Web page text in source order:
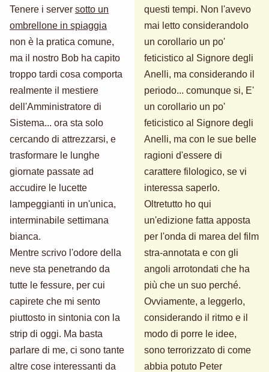
Tenere i server sotto un
ombrellone in spiaggia
non è la pratica comune,
ma il nostro Bob ha capito
troppo tardi cosa comporta
realmente il mestiere
dell'Amministratore di
Sistema... ora sta solo
cercando di attrezzarsi, e
trasformare le lunghe
giornate passate ad
accudire le lucette
lampeggianti in un'unica,
interminabile settimana
bianca.
Mentre scrivo l'odore della
neve sta penetrando da
tutte le fessure, per cui
capirete che mi sento
piuttosto in sintonia con la
strip di oggi. Ma basta
parlare di me, ci sono tante
altre cose interessanti da
questi tempi. Non l'avevo
mai letto considerandolo
un corollario un po'
feticistico al Signore degli
Anelli, ma considerando il
periodo... comunque si, E'
un corollario un po'
feticistico al Signore degli
Anelli, ma con le sue belle
ragioni d'essere di
carattere filologico, se vi
interessa saperlo.
Oltretutto ho qui
un'edizione fatta apposta
per l'onda di marea del film
stra-annotata e con gli
angoli arrotondati che ha
più che un suo perché.
Ovviamente, a leggerlo,
considerando il ritmo e il
modo di porre le idee,
sono terrorizzato di come
abbia potuto Peter